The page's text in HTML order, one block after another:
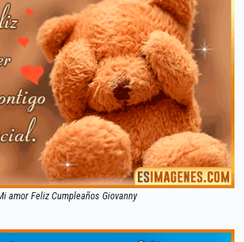
amor Feliz Cumpleaños Giovanny